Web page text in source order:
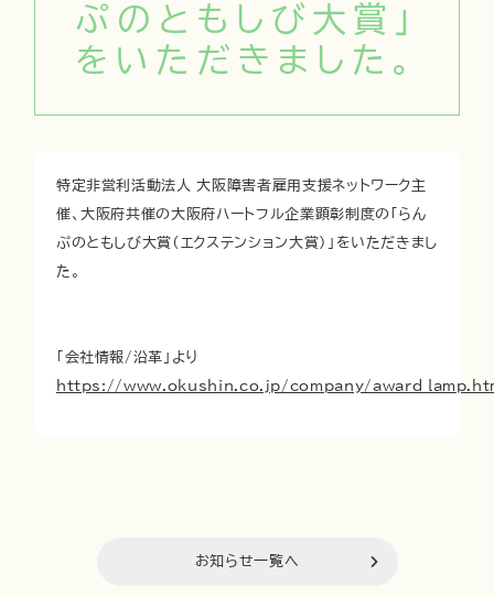
ぷのともしび大賞」
をいただきました。
特定非営利活動法人 大阪障害者雇用支援ネットワーク主
催、大阪府共催の大阪府ハートフル企業顕彰制度の「らん
ぷのともしび大賞（エクステンション大賞）」をいただきまし
た。
「会社情報/沿革」より
https://www.okushin.co.jp/company/
お知らせ一覧へ